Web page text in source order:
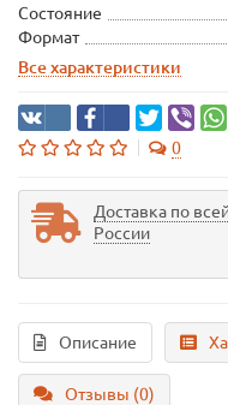
Состояние
Формат
Все характеристики
0
Доставка по
России
Описание
Отзывы (0)